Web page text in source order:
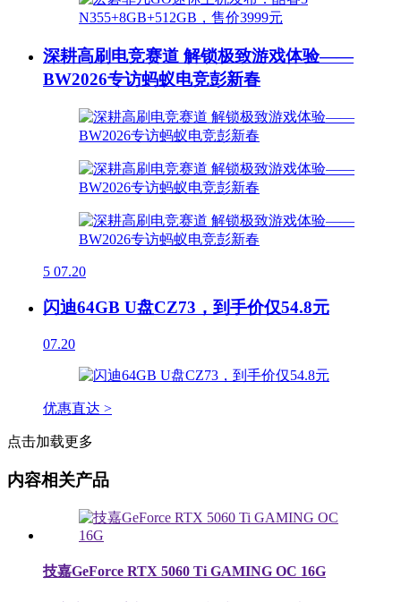
深耕高刷电竞赛道 解锁极致游戏体验——
BW2026专访蚂蚁电竞彭新春
5 07.20
闪迪64GB U盘CZ73，到手价仅54.8元
07.20
优惠直达 >
点击加载更多
内容相关产品
技嘉GeForce RTX 5060 Ti GAMING OC 16G